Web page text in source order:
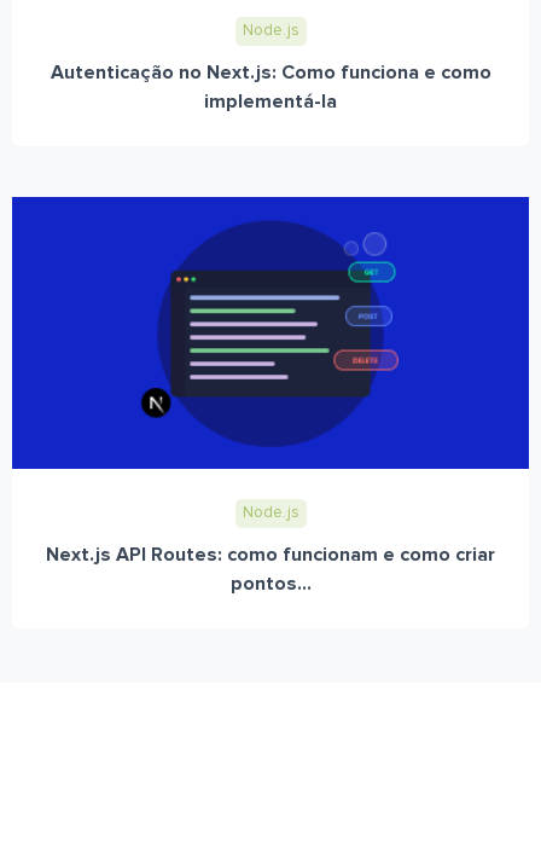
Node.js
Autenticação no Next.js: Como funciona e como
implementá-la
Node.js
Next.js API Routes: como funcionam e como criar
pontos...